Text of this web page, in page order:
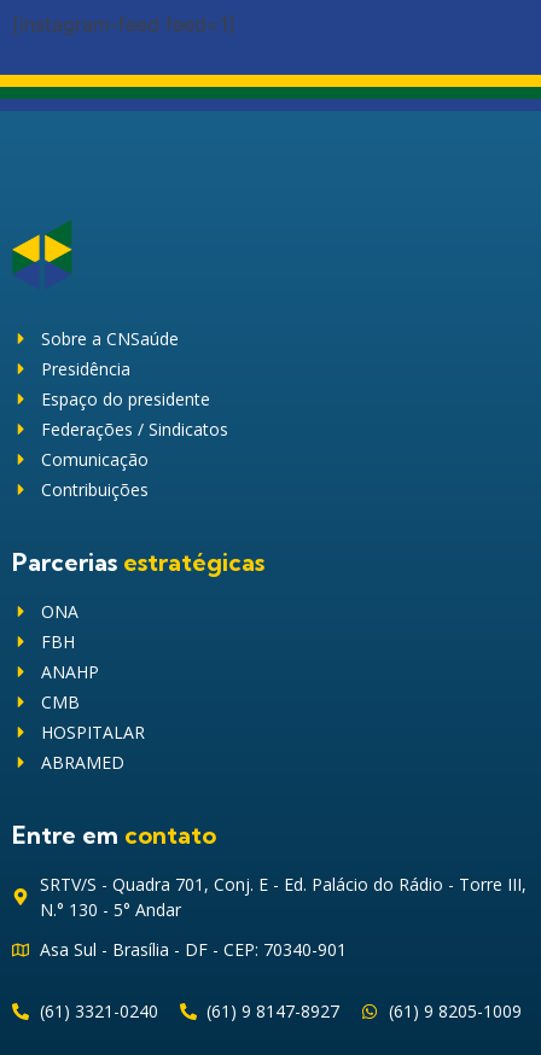
[instagram-feed feed=1]
Sobre a CNSaúde
Presidência
Espaço do presidente
Federações / Sindicatos
Comunicação
Contribuições
Parcerias estratégicas
ONA
FBH
ANAHP
CMB
HOSPITALAR
ABRAMED
Entre em contato
SRTV/S - Quadra 701, Conj. E - Ed. Palácio do Rádio - Torre III,
N.° 130 - 5° Andar
Asa Sul - Brasília - DF - CEP: 70340-901
(61) 3321-0240 (61) 9 8147-8927 (61) 9 8205-1009